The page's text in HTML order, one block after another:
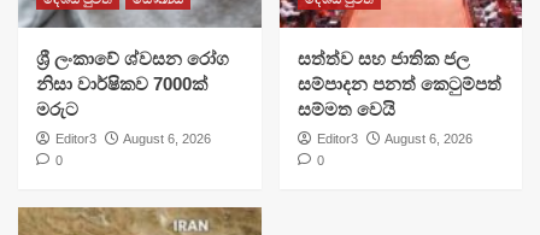
ශ්‍රී ලංකාවේ ශ්වසන රෝග
නිසා වාර්ෂිකව 7000ක්
මරුට
Editor3
August 6, 2026
0
සත්ත්ව සහ ජාතික ජල
සම්පාදන පනත් කෙටුම්පත්
සම්මත වෙයි
Editor3
August 6, 2026
0